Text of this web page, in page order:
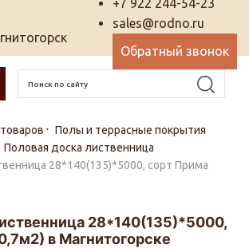
+7 922 244-54-23
sales@rodno.ru
Обратный звонок
Полы и террасные покрытия
Половая доска лиственница
28*140(135)*5000, сорт Прима
28*140(135)*5000,
в Магнитогорске